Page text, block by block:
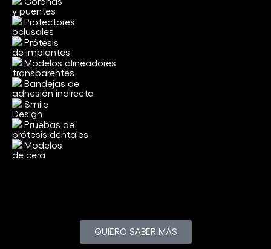
y puentes
Protectores
oclusales
Prótesis
de implantes
Modelos alineadores
transparentes
Bandejas de
adhesión indirecta
Smile
Design
Pruebas de
prótesis dentales
Modelos
de cera
QUIERO SABER MÁS